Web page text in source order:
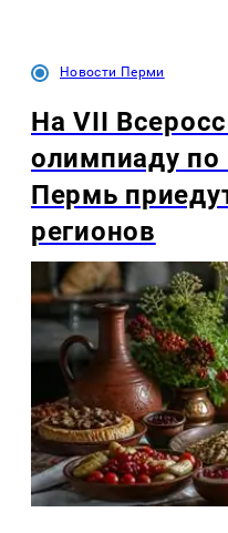
Новости Перми
На VII
олимпиаду по
Пермь
регионов